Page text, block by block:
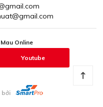
Online
Youtube
bởi